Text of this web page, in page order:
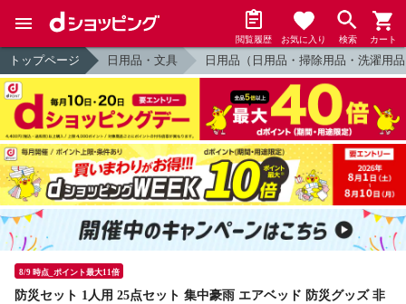
閲覧履歴 お気に入り 検索 カート
トップページ 日用品・文具 日用品（日用品・掃除用品・洗濯用
8/9 時点_ポイント最大11倍
防災セット 1人用 25点セット 集中豪雨 エアベッド 防災グッズ 非